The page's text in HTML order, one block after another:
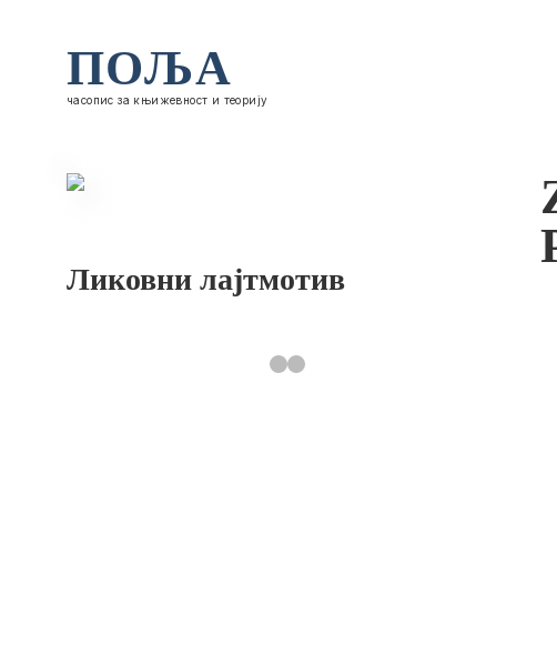
ПОЉА
часопис за књижевност и теорију
Ликовни лајтмотив